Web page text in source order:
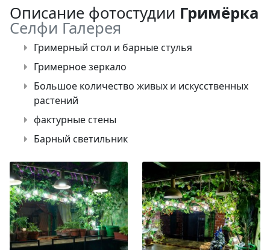
Описание фотостудии Гримёрка
Селфи Галерея
Гримерный стол и барные стулья
Гримерное зеркало
Большое количество живых и искусственных
растений
фактурные стены
Барный светильник